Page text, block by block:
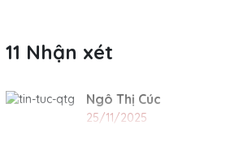
11 Nhận xét
Ngô Thị Cúc
25/11/2025